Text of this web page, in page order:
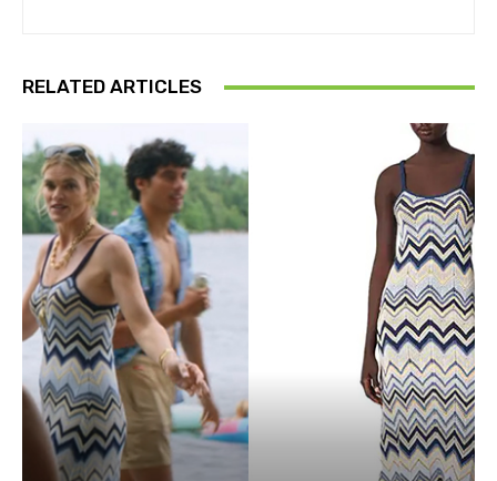
RELATED ARTICLES